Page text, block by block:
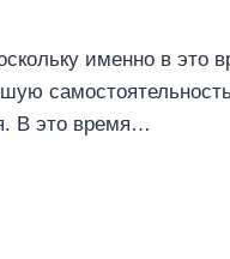
именно в это
В это время…